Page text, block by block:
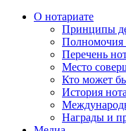
О нотариате
Принципы
Полномочия
Перечень
Место
Кто может
История
Награды и